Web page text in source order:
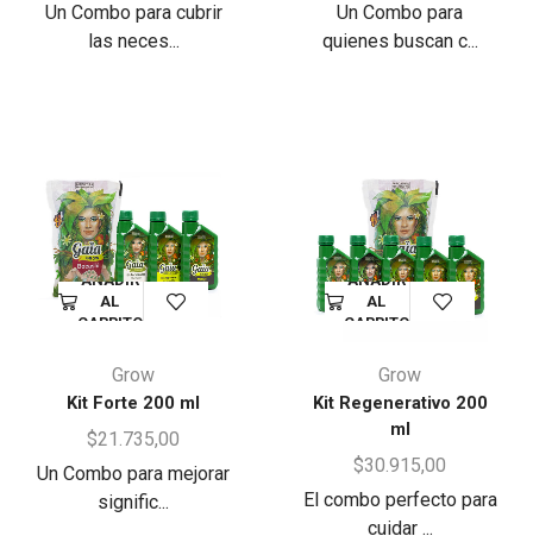
Un Combo para cubrir
las neces...
Un Combo para
quienes buscan c...
AÑADIR
AL
CARRITO
Grow
Kit Forte 200 ml
$21.735,00
Un Combo para mejorar
signific...
AÑADIR
AL
CARRITO
Grow
Kit Regenerativo 200
ml
$30.915,00
El combo perfecto para
cuidar ...